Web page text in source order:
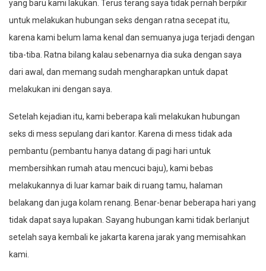
yang baru kami lakukan. Terus terang saya tidak pernah berpikir
untuk melakukan hubungan seks dengan ratna secepat itu,
karena kami belum lama kenal dan semuanya juga terjadi dengan
tiba-tiba. Ratna bilang kalau sebenarnya dia suka dengan saya
dari awal, dan memang sudah mengharapkan untuk dapat
melakukan ini dengan saya.
Setelah kejadian itu, kami beberapa kali melakukan hubungan
seks di mess sepulang dari kantor. Karena di mess tidak ada
pembantu (pembantu hanya datang di pagi hari untuk
membersihkan rumah atau mencuci baju), kami bebas
melakukannya di luar kamar baik di ruang tamu, halaman
belakang dan juga kolam renang. Benar-benar beberapa hari yang
tidak dapat saya lupakan. Sayang hubungan kami tidak berlanjut
setelah saya kembali ke jakarta karena jarak yang memisahkan
kami.